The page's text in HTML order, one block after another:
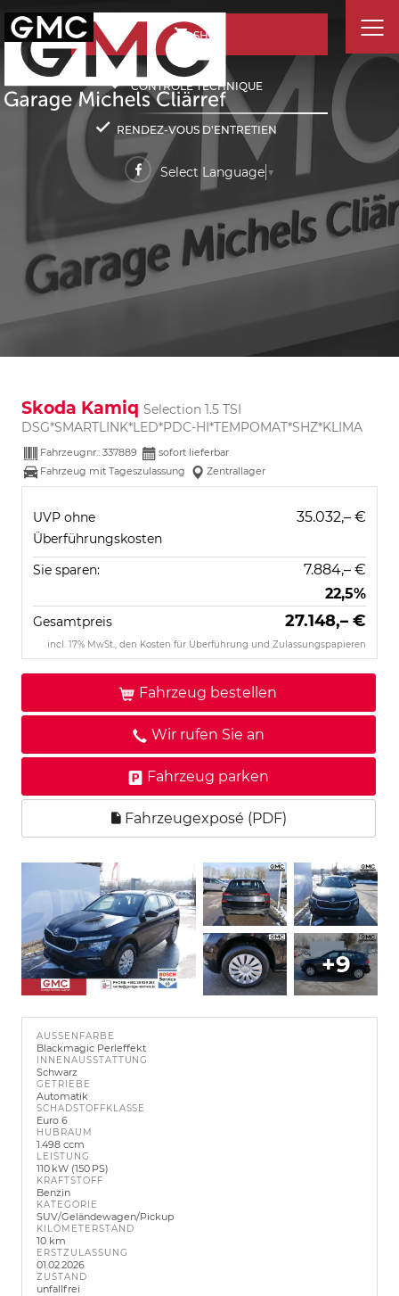
SHOP
CONTRÔLE TECHNIQUE
RENDEZ-VOUS D'ENTRETIEN
Select Language ▼
Skoda Kamiq Selection 1.5 TSI
DSG*SMARTLINK*LED*PDC-HI*TEMPOMAT*SHZ*KLIMA
Fahrzeugnr.: 337889
sofort lieferbar
Fahrzeug mit Tageszulassung
Zentrallager
UVP ohne
Überführungskosten
35.032,– €
Sie sparen:
7.884,– €
22,5%
Gesamtpreis 27.148,– €
incl. 17% MwSt., den Kosten für Überführung und Zulassungspapieren
Fahrzeug bestellen
Wir rufen Sie an
Fahrzeug parken
Fahrzeugexposé (PDF)
+9
AUSSENFARBE
Blackmagic Perleffekt
INNENAUSSTATTUNG
Schwarz
GETRIEBE
Automatik
SCHADSTOFFKLASSE
Euro 6
HUBRAUM
1.498 ccm
LEISTUNG
110 kW (150 PS)
KRAFTSTOFF
Benzin
KATEGORIE
SUV/Geländewagen/Pickup
KILOMETERSTAND
10 km
ERSTZULASSUNG
01.02.2026
ZUSTAND
unfallfrei